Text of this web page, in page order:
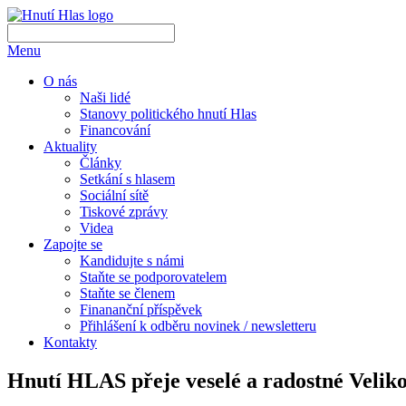
Menu
O nás
Naši lidé
Stanovy politického hnutí Hlas
Financování
Aktuality
Články
Setkání s hlasem
Sociální sítě
Tiskové zprávy
Videa
Zapojte se
Kandidujte s námi
Staňte se podporovatelem
Staňte se členem
Finananční příspěvek
Přihlášení k odběru novinek / newsletteru
Kontakty
Hnutí HLAS přeje veselé a radostné